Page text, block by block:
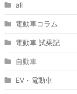
all
電動車コラム
電動車 試乗記
自動車
EV・電動車